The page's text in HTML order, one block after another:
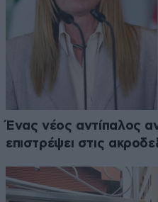
Ένας νέος αντίπαλος
επιστρέψει στις